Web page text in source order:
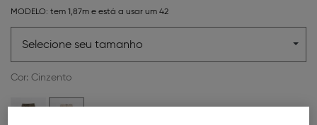
MODELO: tem 1,87m e está a usar um 42
Selecione seu tamanho
Cor: Cinzento